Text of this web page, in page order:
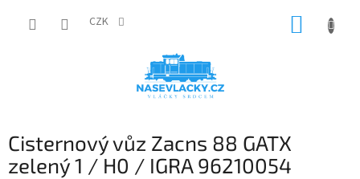
CZK
Cisternový vůz Zacns 88 GATX
zelený 1 / H0 / IGRA 96210054